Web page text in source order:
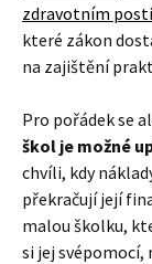
zdravotním
které zákon
na zajištění
Pro pořádek se
škol je možné
chvíli, kdy
překračují její
malou školku,
si jej svépomocí,